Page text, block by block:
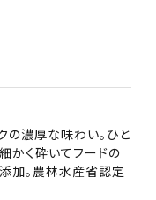
の濃厚な味わい。ひと
かく砕いてフードの
加。農林水産省認定